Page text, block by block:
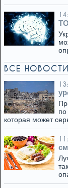
ВСЕ НОВОСТИ
которая может